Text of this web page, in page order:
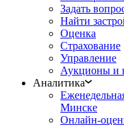
Задать
Найти
Оценка
Страхование
Управление
Аукционы и
Аналитика
Минске
Онлайн-